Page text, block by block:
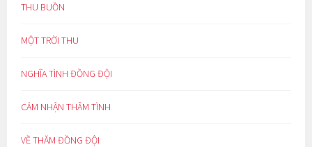
THU BUỒN
MỘT TRỜI THU
NGHĨA TÌNH ĐỒNG ĐỘI
CẢM NHẬN THÂM TÌNH
VỀ THĂM ĐỒNG ĐỘI